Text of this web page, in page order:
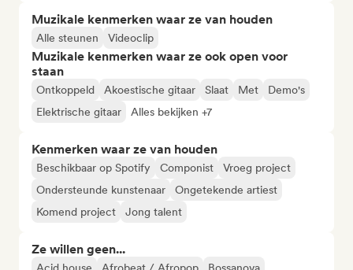
Muzikale kenmerken waar ze van houden
Alle steunen Videoclip
Muzikale kenmerken waar ze ook open voor
staan
Ontkoppeld Akoestische gitaar Slaat Met
Demo's
Elektrische gitaar
Alles bekijken +7
Kenmerken waar ze van houden
Beschikbaar op Spotify Componist
Vroeg project
Ondersteunde kunstenaar
Ongetekende artiest
Komend project
Jong talent
Ze willen geen...